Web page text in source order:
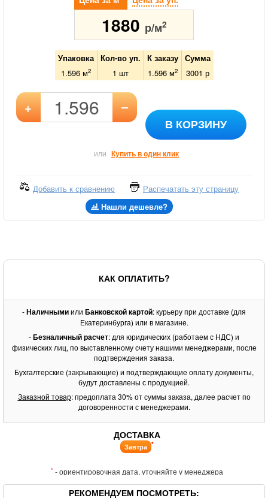
1880 р/м2
Упаковка Кол-во уп. К заказу
Сумма
1.596 м2 1 шт 1.596м2 3001 р
+ –
В КОРЗИНУ
или Купить в один клик
Добавить к сравнению
Распечатать эту страницу
Нашли дешевле?
КАК ОПЛАТИТЬ?
-Наличнымиили Банковской картой: курьеру при доставке (для
Екатеринбурга) или в магазине.
-Безналичный расчет: для юридических (работаем с НДС) и
физических лиц, по выставленному счету нашими менеджерами, после
подтверждения заказа.
Бухгалтерские (закрывающие) и подтверждающие оплату документы,
будут доставлены с продукцией.
Заказной товар: предоплата 30% от суммы заказа, далее расчет по
договоренности с менеджерами.
ДОСТАВКА
Завтра *
* - ориентировочная дата, уточняйте у менеджера
РЕКОМЕНДУЕМ ПОСМОТРЕТЬ